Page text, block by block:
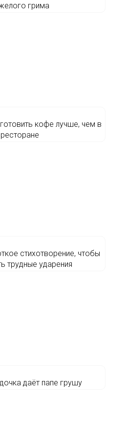
грима
кофе лучше, чем в
ресторане
стихотворение, чтобы
трудные ударения
даёт папе грушу